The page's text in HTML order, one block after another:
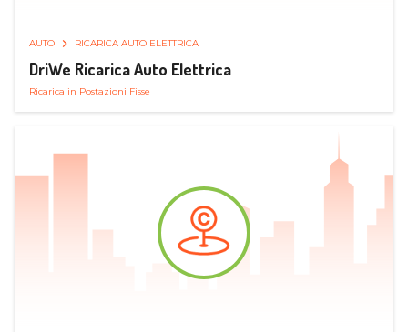
AUTO RICARICA AUTO ELETTRICA
DriWe Ricarica Auto Elettrica
Ricarica in Postazioni Fisse